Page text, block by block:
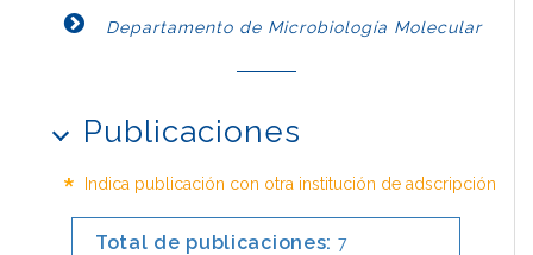
Departamento de Microbiología Molecular
Publicaciones
* Indica publicación con otra institución de adscripción
Total de publicaciones: 7